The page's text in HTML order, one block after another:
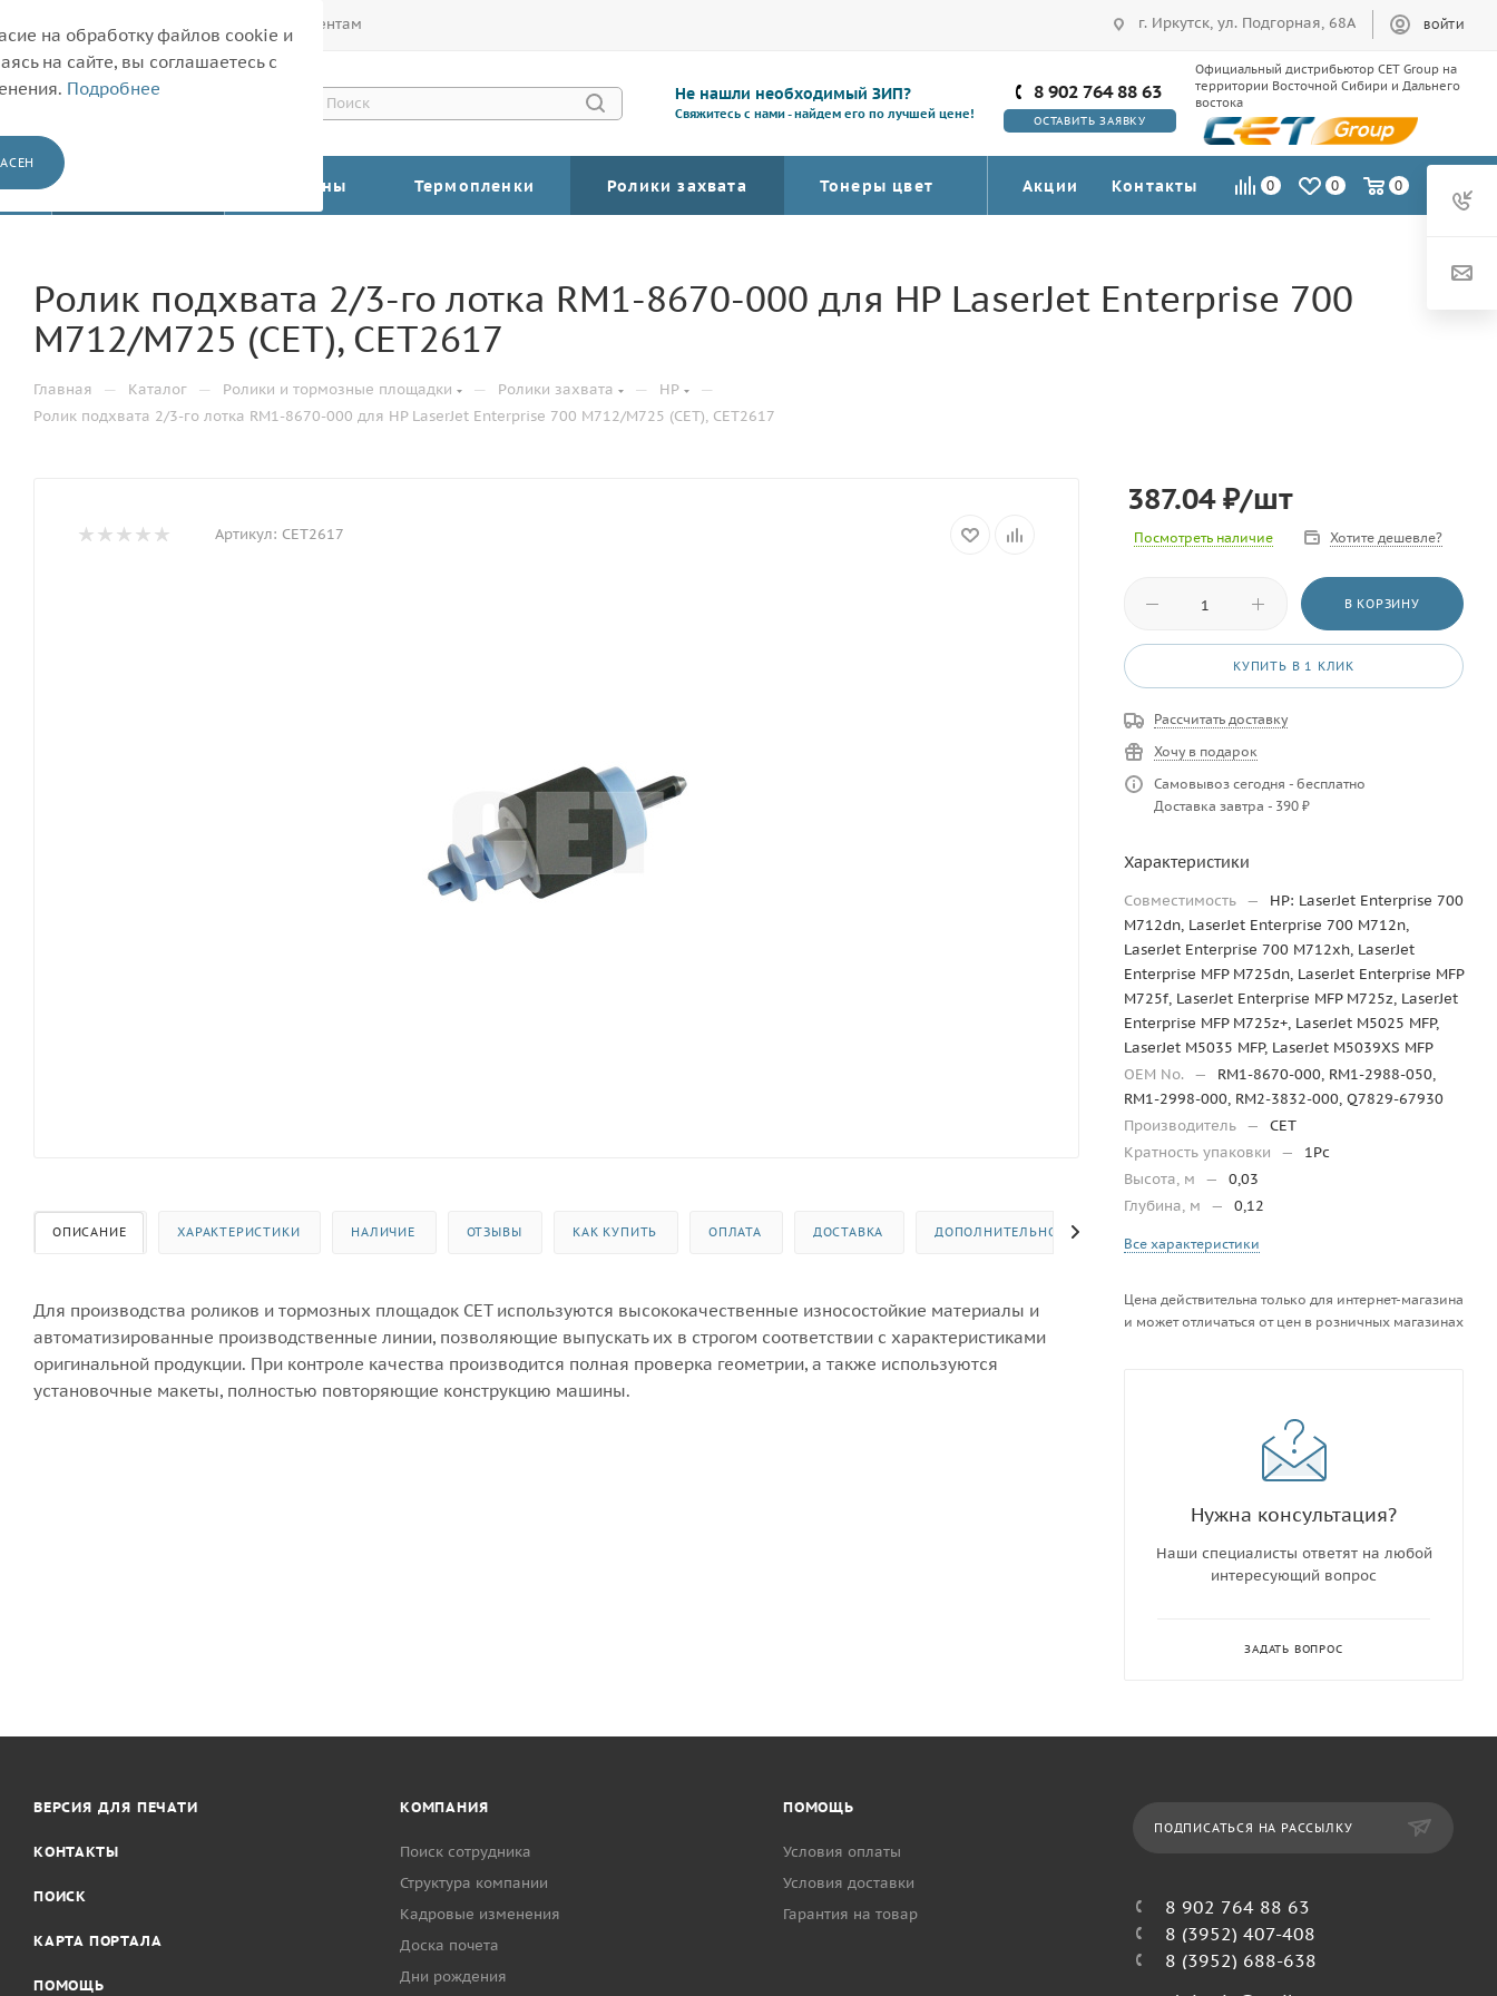
Корпоративным клиентам г. Иркутск, ул. Подгорная, 68А ВОЙТИ
Не нашли необходимый ЗИП?
Свяжитесь с нами - найдем его по лучшей цене!
8 902 764 88 63
ОСТАВИТЬ ЗАЯВКУ
Официальный дистрибьютор CET Group на
территории Восточной Сибири и Дальнего
востока
Барабаны Термопленки Ролики захвата Тонеры цвет Акции Контакты 0 0 0
Ролик подхвата 2/3-го лотка RM1-8670-000 для HP LaserJet Enterprise 700
M712/M725 (CET), CET2617
Главная — Каталог — Ролики и тормозные площадки — Ролики захвата — HP —
Ролик подхвата 2/3-го лотка RM1-8670-000 для HP LaserJet Enterprise 700 M712/M725 (CET), CET2617
Артикул: CET2617
ОПИСАНИЕ ХАРАКТЕРИСТИКИ НАЛИЧИЕ ОТЗЫВЫ КАК КУПИТЬ ОПЛАТА ДОСТАВКА ДОПОЛНИТЕЛЬНО
Для производства роликов и тормозных площадок CET используются высококачественные износостойкие материалы и
автоматизированные производственные линии, позволяющие выпускать их в строгом соответствии с характеристиками
оригинальной продукции. При контроле качества производится полная проверка геометрии, а также используются
установочные макеты, полностью повторяющие конструкцию машины.
387.04₽/шт
Посмотреть наличие Хотите дешевле?
В КОРЗИНУ
КУПИТЬ В 1 КЛИК
Рассчитать доставку
Хочу в подарок
Самовывоз сегодня - бесплатно
Доставка завтра - 390 ₽
Характеристики
Совместимость —
HP: LaserJet Enterprise 700
M712dn, LaserJet Enterprise 700 M712n,
LaserJet Enterprise 700 M712xh, LaserJet
Enterprise MFP M725dn, LaserJet Enterprise MFP
M725f, LaserJet Enterprise MFP M725z, LaserJet
Enterprise MFP M725z+, LaserJet M5025 MFP,
LaserJet M5035 MFP, LaserJet M5039XS MFP
OEM No.
—
RM1-8670-000, RM1-2988-050,
RM1-2998-000, RM2-3832-000, Q7829-67930
Производитель —
CET
Кратность упаковки
—
1Pc
Высота, м
—
0,03
Глубина, м
— 0,12
Все характеристики
Цена действительна только для интернет-магазина
и может отличаться от цен в розничных магазинах
Нужна консультация?
Наши специалисты ответят на любой
интересующий вопрос
ЗАДАТЬ ВОПРОС
ВЕРСИЯ ДЛЯ ПЕЧАТИ
КОНТАКТЫ
ПОИСК
КАРТА ПОРТАЛА
ПОМОЩЬ
КОМПАНИЯ
Поиск сотрудника
Структура компании
Кадровые изменения
Доска почета
Дни рождения
ПОМОЩЬ
Условия оплаты
Условия доставки
Гарантия на товар
ПОДПИСАТЬСЯ НА РАССЫЛКУ
8 902 764 88 63
8 (3952) 407-408
8 (3952) 688-638
на обработку файлов cookie и
на сайте, вы соглашаетесь с
Подробнее